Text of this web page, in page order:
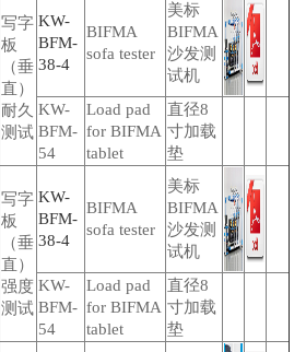
写字
板
（垂
直）
耐久
测试
KW-
BFM-
38-4
BIFMA
sofa tester
美标
BIFMA
沙发测
试机
KW-
BFM-
54
Load pad
for BIFMA
tablet
直径8
寸加载
垫
写字
板
（垂
直）
强度
测试
KW-
BFM-
38-4
BIFMA
sofa tester
美标
BIFMA
沙发测
试机
KW-
BFM-
54
Load pad
for BIFMA
tablet
直径8
寸加载
垫